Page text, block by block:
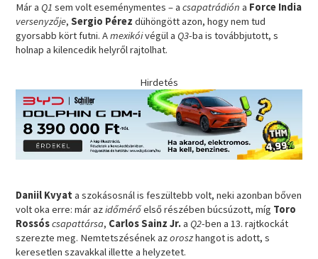
Már a Q1 sem volt eseménymentes – acsapatrádión a Force India
versenyzője,Sergio Pérez dühöngött azon, hogy nem tud
gyorsabb kört futni. Amexikóivégül a Q3-ba is továbbjutott, s
holnap a kilencedik helyről rajtolhat.
Hirdetés
Daniil Kvyat a szokásosnál is feszültebb volt, neki azonban bőven
volt oka erre: már azidőmérőelső részében búcsúzott, míg Toro
Rossóscsapattársa, Carlos Sainz Jr.a Q2-ben a 13. rajtkockát
szerezte meg. Nemtetszésének azoroszhangot is adott, s
keresetlen szavakkal illette a helyzetet.